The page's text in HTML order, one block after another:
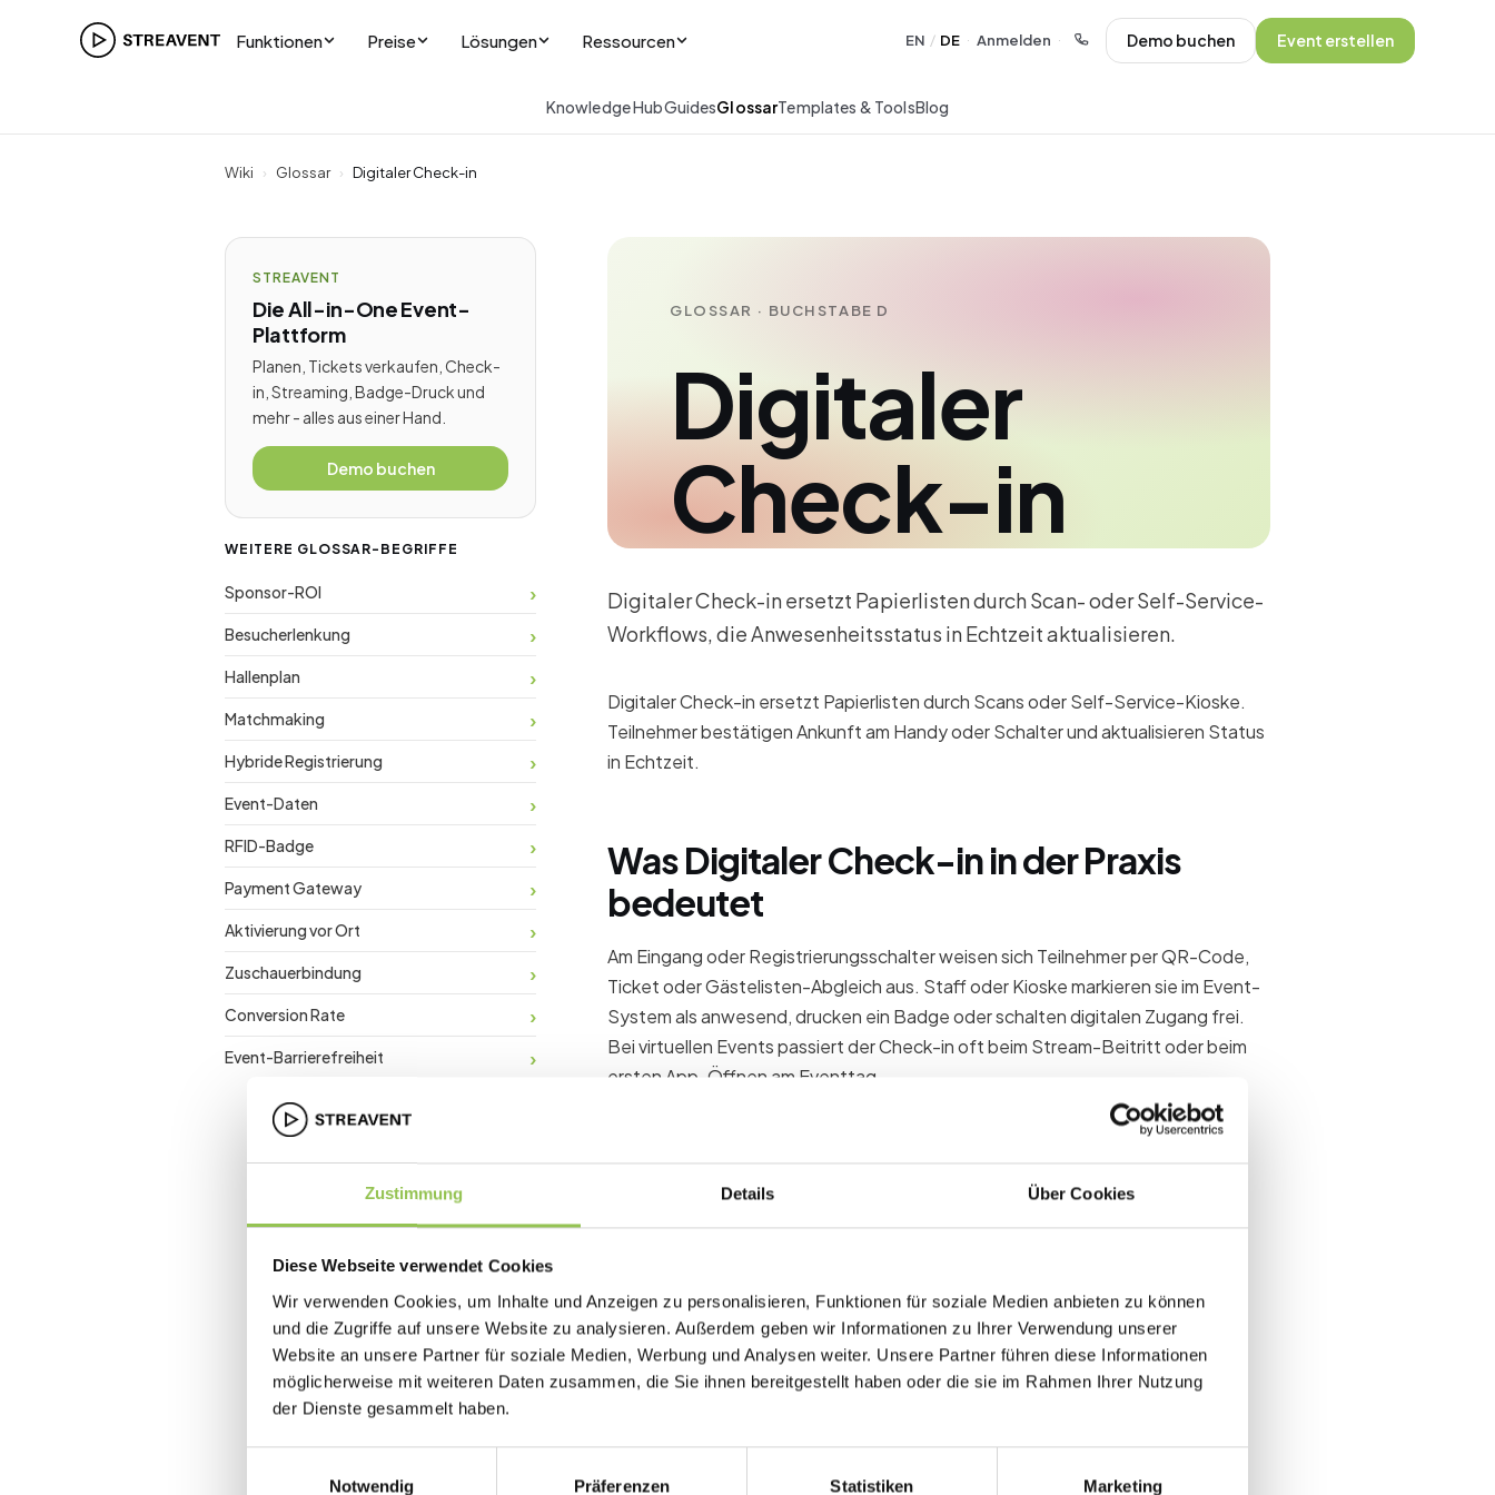
Zustimmung Details Über Cookies
Diese Webseite verwendet Cookies
Wir verwenden Cookies, um Inhalte und Anzeigen zu personalisieren, Funktionen für soziale Medien anbieten zu können
und die Zugriffe auf unsere Website zu analysieren. Außerdem geben wir Informationen zu Ihrer Verwendung unserer
Website an unsere Partner für soziale Medien, Werbung und Analysen weiter. Unsere Partner führen diese Informationen
möglicherweise mit weiteren Daten zusammen, die Sie ihnen bereitgestellt haben oder die sie im Rahmen Ihrer Nutzung
der Dienste gesammelt haben.
Notwendig
Präferenzen Statistiken Marketing
Funktionen Preise Lösungen Ressourcen EN / DE · Anmelden · Demo buchen Event erstellen
Knowledge HubGuidesGlossarTemplates & ToolsBlog
Wiki › Glossar › Digitaler Check-in
STREAVENT
Die All-in-One Event-
Plattform
Planen, Tickets verkaufen, Check-
in, Streaming, Badge-Druck und
mehr - alles aus einer Hand.
Demo buchen
WEITERE GLOSSAR-BEGRIFFE
Sponsor-ROI
Besucherlenkung
Hallenplan
Matchmaking
Hybride Registrierung
Event-Daten
RFID-Badge
Payment Gateway
Aktivierung vor Ort
Zuschauerbindung
Conversion Rate
Event-Barrierefreiheit
GLOSSAR · BUCHSTABE D
Digitaler
Check-in
Digitaler Check-in ersetzt Papierlisten durch Scan- oder Self-Service-
Workflows, die Anwesenheitsstatus in Echtzeit aktualisieren.
Digitaler Check-in ersetzt Papierlisten durch Scans oder Self-Service-Kioske.
Teilnehmer bestätigen Ankunft am Handy oder Schalter und aktualisieren Status
in Echtzeit.
Was Digitaler Check-in in der Praxis
bedeutet
Am Eingang oder Registrierungsschalter weisen sich Teilnehmer per QR-Code,
Ticket oder Gästelisten-Abgleich aus. Staff oder Kioske markieren sie im Event-
System als anwesend, drucken ein Badge oder schalten digitalen Zugang frei.
Bei virtuellen Events passiert der Check-in oft beim Stream-Beitritt oder beim
ersten App-Öffnen am Eventtag.
Warum Digitaler Check-in wichtig ist
Ohne verlässlichen Check-in bleiben Anwesenheitszahlen Schätzungen.
QR-Codes auf Mobile Tickets beschleunigen Einlass-Schlangen
Self-Check-in-Kioske entlasten Staff für Ausnahmen